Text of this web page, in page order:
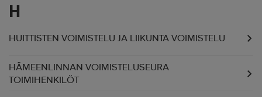
H
HUITTISTEN VOIMISTELU JA LIIKUNTA VOIMISTELU
HÄMEENLINNAN VOIMISTELUSEURA
TOIMIHENKILÖT